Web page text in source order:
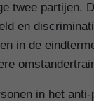
twee partijen.
en
in de
in het